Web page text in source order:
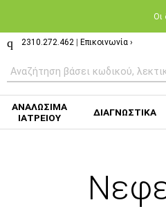
2310.272.462 Επικοινωνία ›
ΑΝΑΛΩΣΙΜΑ
ΙΑΤΡΕΙΟΥ
ΔΙΑΓΝΩΣΤΙΚΑ